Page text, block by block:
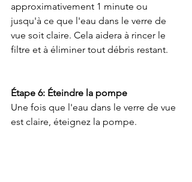
approximativement 1 minute ou
jusqu'à ce que l'eau dans le verre de
vue soit claire. Cela aidera à rincer le
filtre et à éliminer tout débris restant.
Étape 6: Éteindre la pompe
Une fois que l'eau dans le verre de vue
est claire, éteignez la pompe.